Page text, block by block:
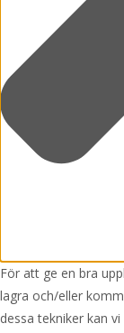
För att ge en bra
lagra och/eller
dessa tekniker kan